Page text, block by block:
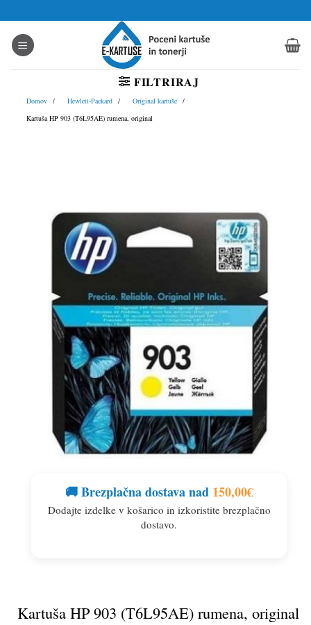
na
vsebino
FILTRIRAJ
Domov Hewlett-Packard
Original kartuše
Kartuša HP 903 (T6L95AE) rumena, original
🚚 Brezplačna dostava nad 150,00€
Dodajte izdelke v košarico in izkoristite brezplačno
dostavo.
Kartuša HP 903 (T6L95AE) rumena, original